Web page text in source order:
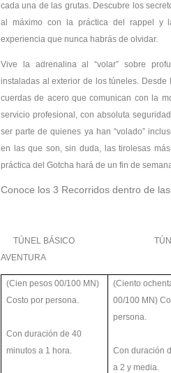
cada una de las grutas. Descubre los
al máximo con la práctica del rappel y
experiencia que nunca habrás de olvidar.
Vive la adrenalina al “volar” sobre
instaladas al exterior de los túneles.
cuerdas de acero que comunican con la
servicio profesional, con absoluta
ser parte de quienes ya han “volado”
en las que son, sin duda, las tirolesas
práctica del Gotcha hará de un fin de
Conoce los 3 Recorridos dentro de las
TÚNEL BÁSICO
AVENTURA
(Cien pesos 00/100 MN)
Costo por persona.
Con duración de 40
minutos a 1 hora.
(Ciento
00/100 MN)
persona.
Con duración
a 2 y media.